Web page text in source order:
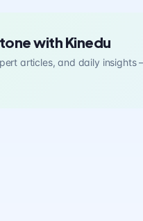
with Kinedu
articles, and daily insights